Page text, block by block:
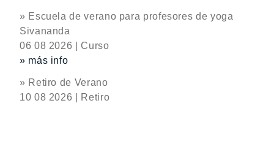
» Escuela de verano para profesores de yoga
Sivananda
06 08 2026 | Curso
» más info
» Retiro de Verano
10 08 2026 | Retiro